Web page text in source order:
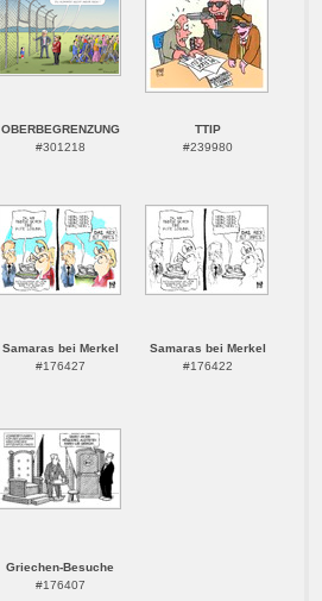
OBERBEGRENZUNG
#301218
TTIP
#239980
Samaras bei Merkel
#176427
Samaras bei Merkel
#176422
Griechen-Besuche
#176407